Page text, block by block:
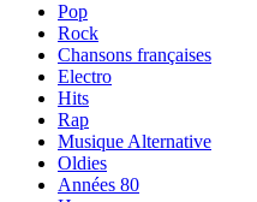
Pop
Rock
Chansons françaises
Electro
Hits
Rap
Musique Alternative
Oldies
Années 80